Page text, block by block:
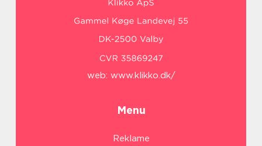
web: www.klikko.dk/
Menu
Reklame